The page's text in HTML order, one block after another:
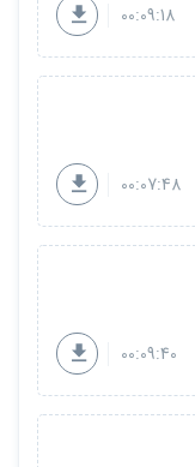
00:09:18
00:07:48
00:09:40